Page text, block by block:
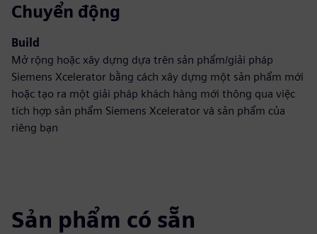
Chuyển động
Build
Mở rộng hoặc xây dựng dựa trên sản phẩm/giải pháp
Siemens Xcelerator bằng cách xây dựng một sản phẩm mới
hoặc tạo ra một giải pháp khách hàng mới thông qua việc
tích hợp sản phẩm Siemens Xcelerator và sản phẩm của
riêng bạn
Sản phẩm có sẵn